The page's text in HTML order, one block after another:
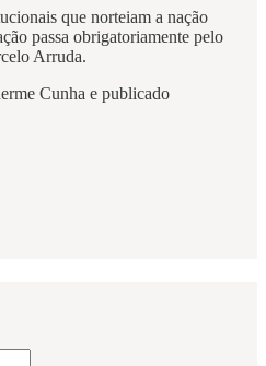
que norteiam a nação
passa obrigatoriamente pelo
Arruda.
Cunha e publicado